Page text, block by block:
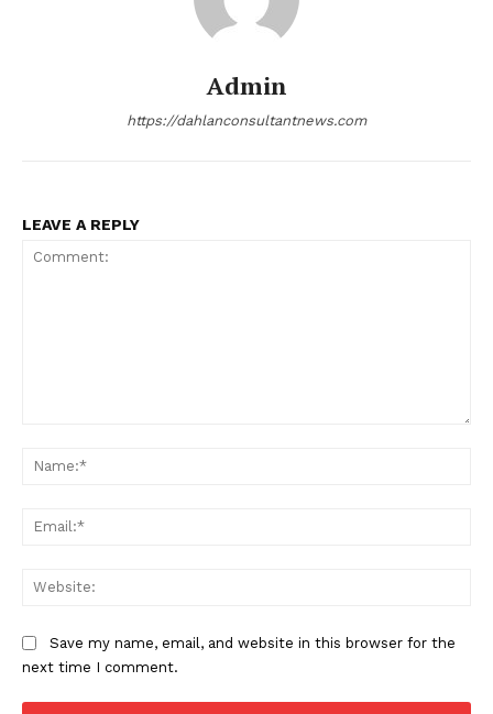
Admin
https://dahlanconsultantnews.com
LEAVE A REPLY
Save my name, email, and website in this browser for the
next time I comment.